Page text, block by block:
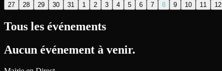
27 28 29 30 31 1 2 3 4 5 6 7 8 9 10 11 12
Tous les événements
Aucun événement à venir.